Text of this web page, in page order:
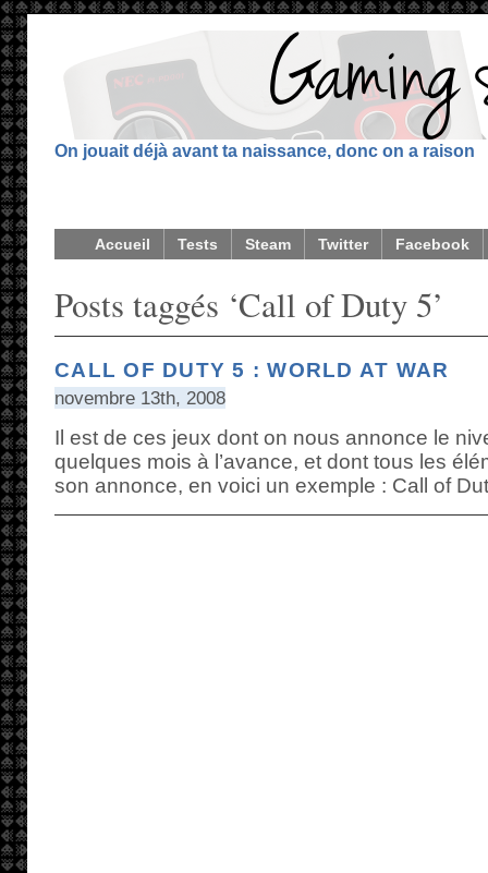
On jouait déjà avant ta naissance, donc on a raison
Accueil Tests Steam Twitter Facebook
Posts taggés ‘Call of Duty 5’
CALL OF DUTY 5 : WORLD AT WAR
novembre 13th, 2008
Il est de ces jeux dont on nous annonce le
quelques mois à l’avance, et dont tous les
son annonce, en voici un exemple : Call of